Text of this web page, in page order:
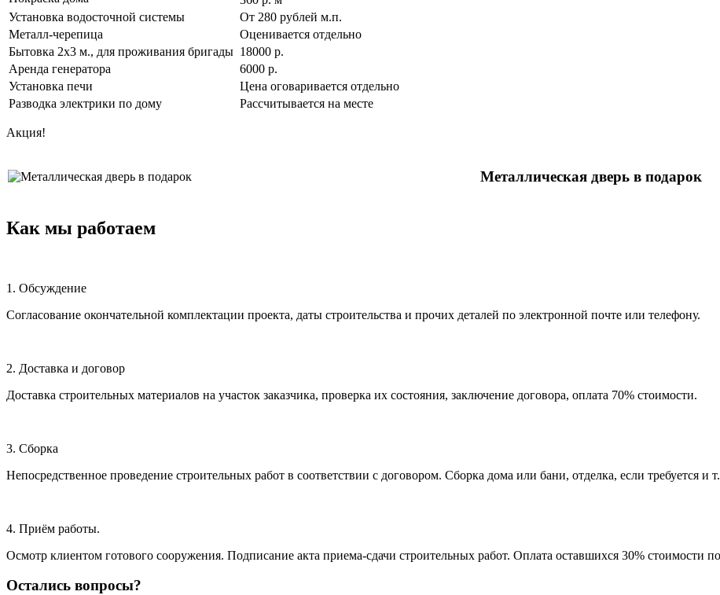
Установка водосточной системы
От 280 рублей м.п.
Металл-черепица
Оценивается отдельно
Бытовка 2х3 м., для проживания бригады 18000 р.
Аренда генератора
6000 р.
Установка печи
Цена оговаривается отдельно
Разводка электрики по дому
Рассчитывается на месте
Акция!
Металлическая дверь в подарок
Как мы работаем
1. Обсуждение
Согласование окончательной комплектации проекта, даты строительства и прочих деталей по электронной почте или телефону.
2. Доставка и договор
Доставка строительных материалов на участок заказчика, проверка их состояния, заключение договора, оплата 70% стоимости.
3. Сборка
Непосредственное проведение строительных работ в соответствии с договором. Сборка дома или бани, отделка, если требуется и
4. Приём работы.
Осмотр клиентом готового сооружения. Подписание акта приема-сдачи строительных работ. Оплата оставшихся 30% стоимости
Остались вопросы?